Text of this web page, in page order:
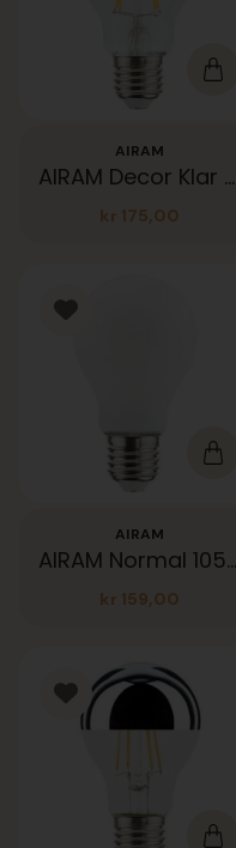
AIRAM
AIRAM Decor Klar 400lm E27
kr 175,00
AIRAM
AIRAM Normal 1055lm opal 3K E27
kr 159,00